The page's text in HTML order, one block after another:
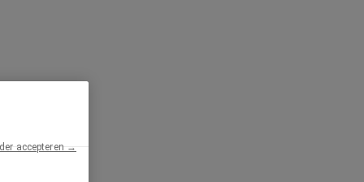
accepteren →